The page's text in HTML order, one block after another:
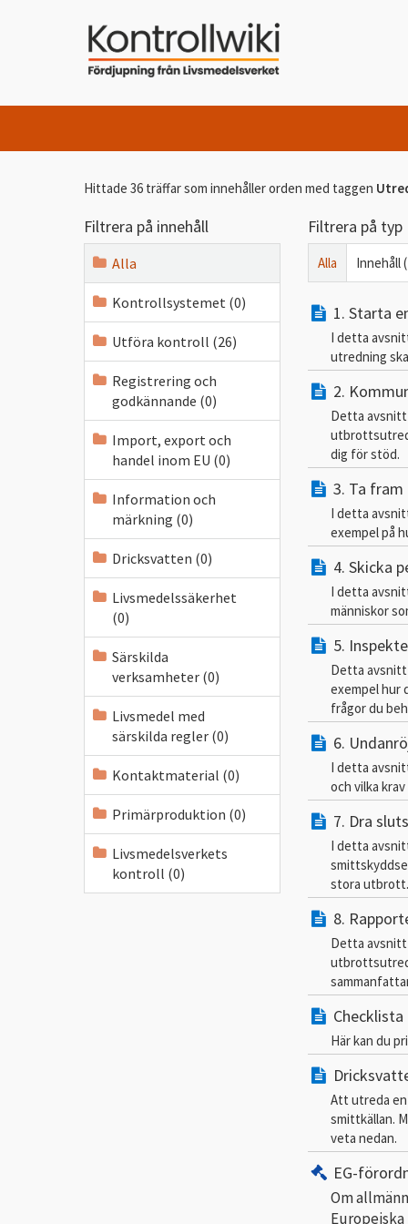
Hittade 36 träffar som innehåller orden med taggen
Filtrera på innehåll
Alla
Kontrollsystemet (0)
Utföra kontroll (26)
Registrering och
godkännande (0)
Import, export och
handel inom EU (0)
Information och
märkning (0)
Dricksvatten (0)
Livsmedelssäkerhet
(0)
Särskilda
verksamheter (0)
Livsmedel med
särskilda regler (0)
Kontaktmaterial (0)
Primärproduktion (0)
Livsmedelsverkets
kontroll (0)
Filtrera på typ
Alla Innehåll
1. Starta
I detta
utredning
2.
Detta avsnitt
dig för stöd.
3. Ta
I detta
exempel på
4. Skicka
I detta
människor
5.
Detta
exempel hur
frågor du
6.
I detta
och vilka
7. Dra
I detta
stora utbrott.
8.
Detta
Checklista
Här kan du
Att utreda
smittkällan.
veta nedan.
EG-
Om